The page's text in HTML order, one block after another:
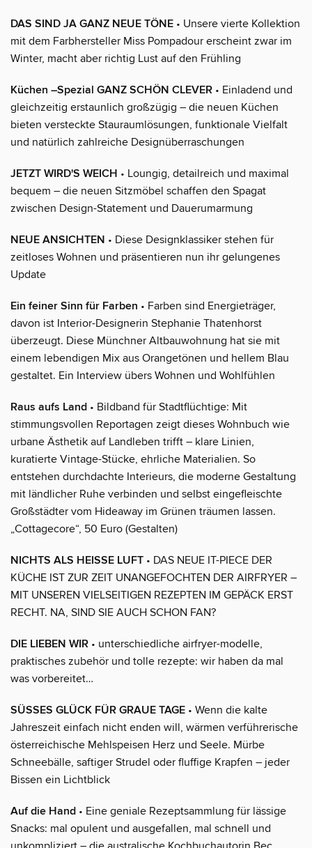
DAS SIND JA GANZ NEUE TÖNE • Unsere vierte Kollektion
mit dem Farbhersteller Miss Pompadour erscheint zwar im
Winter, macht aber richtig Lust auf den Frühling
Küchen –Spezial GANZ SCHÖN CLEVER • Einladend und
gleichzeitig erstaunlich großzügig – die neuen Küchen
bieten versteckte Stauraumlösungen, funktionale Vielfalt
und natürlich zahlreiche Designüberraschungen
JETZT WIRD'S WEICH • Loungig, detailreich und maximal
bequem – die neuen Sitzmöbel schaffen den Spagat
zwischen Design-Statement und Dauerumarmung
NEUE ANSICHTEN • Diese Designklassiker stehen für
zeitloses Wohnen und präsentieren nun ihr gelungenes
Update
Ein feiner Sinn für Farben • Farben sind Energieträger,
davon ist Interior-Designerin Stephanie Thatenhorst
überzeugt. Diese Münchner Altbauwohnung hat sie mit
einem lebendigen Mix aus Orangetönen und hellem Blau
gestaltet. Ein Interview übers Wohnen und Wohlfühlen
Raus aufs Land • Bildband für Stadtflüchtige: Mit
stimmungsvollen Reportagen zeigt dieses Wohnbuch wie
urbane Ästhetik auf Landleben trifft – klare Linien,
kuratierte Vintage-Stücke, ehrliche Materialien. So
entstehen durchdachte Interieurs, die moderne Gestaltung
mit ländlicher Ruhe verbinden und selbst eingefleischte
Großstädter vom Hideaway im Grünen träumen lassen.
„Cottagecore“, 50 Euro (Gestalten)
NICHTS ALS HEISSE LUFT • DAS NEUE IT-PIECE DER
KÜCHE IST ZUR ZEIT UNANGEFOCHTEN DER AIRFRYER –
MIT UNSEREN VIELSEITIGEN REZEPTEN IM GEPÄCK ERST
RECHT. NA, SIND SIE AUCH SCHON FAN?
DIE LIEBEN WIR • unterschiedliche airfryer-modelle,
praktisches zubehör und tolle rezepte: wir haben da mal
was vorbereitet…
SÜSSES GLÜCK FÜR GRAUE TAGE • Wenn die kalte
Jahreszeit einfach nicht enden will, wärmen verführerische
österreichische Mehlspeisen Herz und Seele. Mürbe
Schneebälle, saftiger Strudel oder fluffige Krapfen – jeder
Bissen ein Lichtblick
Auf die Hand • Eine geniale Rezeptsammlung für lässige
Snacks: mal opulent und ausgefallen, mal schnell und